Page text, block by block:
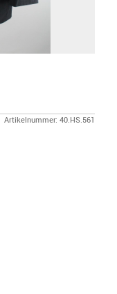
Artikelnummer: 40.HS.561